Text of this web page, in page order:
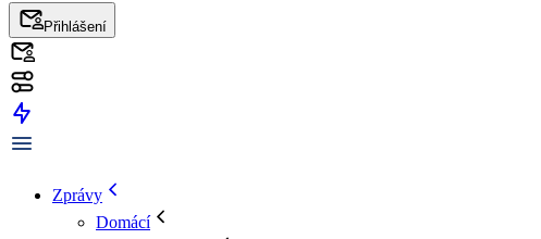
Přihlášení
Zprávy
Domácí